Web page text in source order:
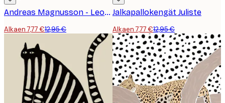
Andreas Magnusson - Leopardi Vaaleanpunaisessa Puvussa Martini Juliste
Alkaen 7,77 €12,95 €
Jalkapallokengät Juliste
Alkaen 7,77 €12,95 €